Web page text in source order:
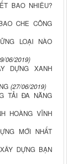
BAO NHIÊU?
CHE CÔNG
LOẠI NÀO
06/2019)
DỰNG XANH
(27/06/2019)
TẢI ĐA NĂNG
HOÀNG VĨNH
MỚI NHẤT
DỰNG BẠN